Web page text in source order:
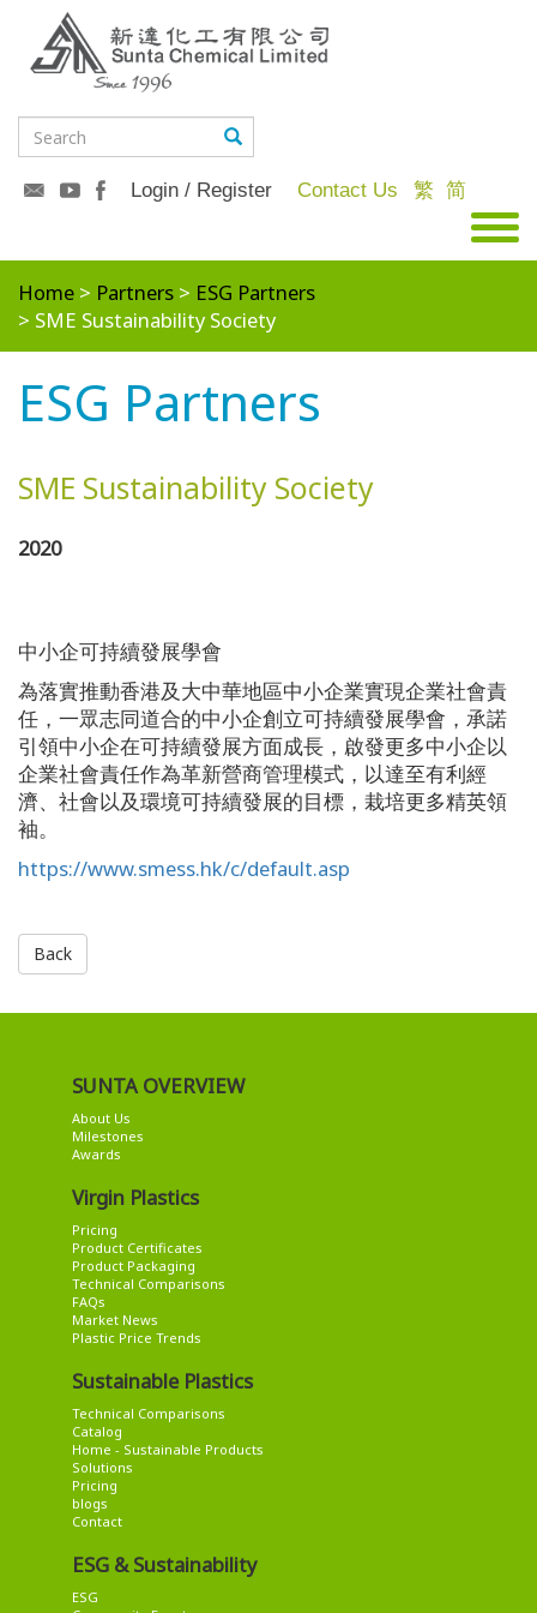
Login / Register Contact Us 繁 简
Home Partners
ESG Partners
SME Sustainability Society
ESG Partners
SME Sustainability Society
2020
中小企可持續發展學會
為落實推動香港及大中華地區中小企業實現企業社會責
任，一眾志同道合的中小企創立可持續發展學會，承諾
引領中小企在可持續發展方面成長，啟發更多中小企以
企業社會責任作為革新營商管理模式，以達至有利經
濟、社會以及環境可持續發展的目標，栽培更多精英領
袖。
https://www.smess.hk/c/default.asp
Back
SUNTA OVERVIEW
About Us
Milestones
Awards
Virgin Plastics
Pricing
Product Certificates
Product Packaging
Technical Comparisons
FAQs
Market News
Plastic Price Trends
Sustainable Plastics
Technical Comparisons
Catalog
Home - Sustainable Products
Solutions
Pricing
blogs
Contact
ESG & Sustainability
ESG